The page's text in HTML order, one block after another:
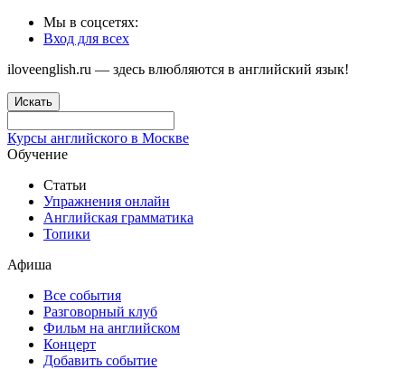
Мы в соцсетях:
Вход для всех
iloveenglish.ru — здесь влюбляются в английский язык!
Искать
Курсы английского в Москве
Обучение
Статьи
Упражнения онлайн
Английская грамматика
Топики
Афиша
Все события
Разговорный клуб
Фильм на английском
Концерт
Добавить событие